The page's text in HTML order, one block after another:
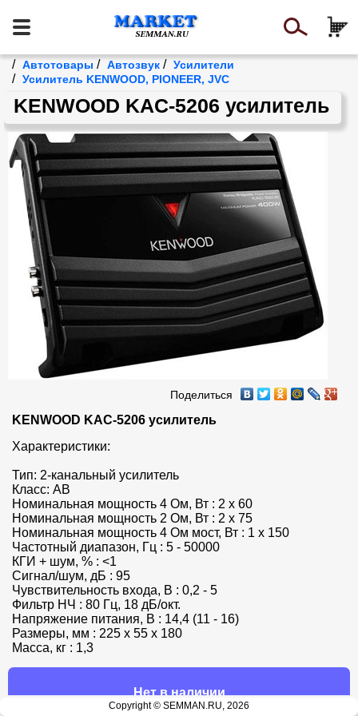
/ Автотовары / Автозвук / Усилители
/ Усилитель KENWOOD, PIONEER, JVC
KENWOOD KAC-5206 усилитель
Поделиться
KENWOOD KAC-5206 усилитель
Характеристики:
Тип: 2-канальный усилитель
Класс: AB
Номинальная мощность 4 Ом, Вт : 2 x 60
Номинальная мощность 2 Ом, Вт : 2 x 75
Номинальная мощность 4 Ом мост, Вт : 1 x 150
Частотный диапазон, Гц : 5 - 50000
КГИ + шум, % : <1
Сигнал/шум, дБ : 95
Чувствительность входа, В : 0,2 - 5
Фильтр НЧ : 80 Гц, 18 дБ/окт.
Напряжение питания, В : 14,4 (11 - 16)
Размеры, мм : 225 x 55 x 180
Масса, кг : 1,3
Нет в наличии
Copyright © SEMMAN.RU, 2026